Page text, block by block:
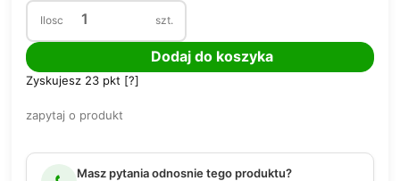
Ilosc szt.
Dodaj do koszyka
Zyskujesz 23 pkt [?]
zapytaj o produkt
Masz pytania odnosnie tego produktu?